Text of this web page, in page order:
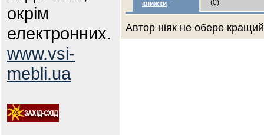
окрім
електронних.
www.vsi-
mebli.ua
книжки
(0)
Автор ніяк не обере